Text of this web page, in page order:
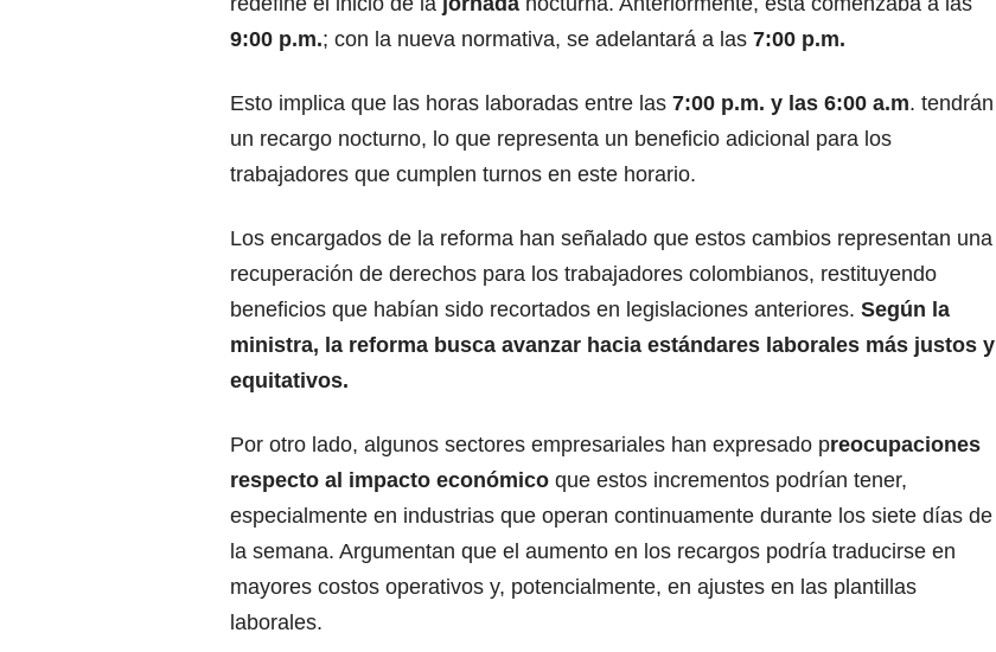
9:00 p.m.; con la nueva normativa, se adelantará a las 7:00 p.m.
Esto implica que las horas laboradas entre las 7:00 p.m. y las 6:00 a.m. tendrán
un recargo nocturno, lo que representa un beneficio adicional para los
trabajadores que cumplen turnos en este horario.
Los encargados de la reforma han señalado que estos cambios representan una
recuperación de derechos para los trabajadores colombianos, restituyendo
beneficios que habían sido recortados en legislaciones anteriores. Según la
ministra, la reforma busca avanzar hacia estándares laborales más justos y
equitativos.
Por otro lado, algunos sectores empresariales han expresado preocupaciones
respecto al impacto económico que estos incrementos podrían tener,
especialmente en industrias que operan continuamente durante los siete días de
la semana. Argumentan que el aumento en los recargos podría traducirse en
mayores costos operativos y, potencialmente, en ajustes en las plantillas
laborales.